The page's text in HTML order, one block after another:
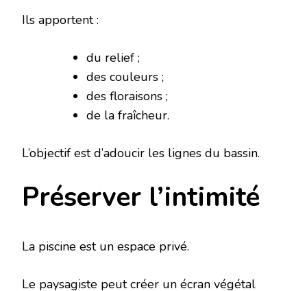
Ils apportent :
du relief ;
des couleurs ;
des floraisons ;
de la fraîcheur.
L’objectif est d’adoucir les lignes du bassin.
Préserver l’intimité
La piscine est un espace privé.
Le paysagiste peut créer un écran végétal